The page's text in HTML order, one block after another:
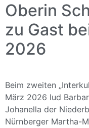
Oberin
zu Gast
2026
Beim zweiten
März 2026 lud
Johanella der
Nürnberger Martha-